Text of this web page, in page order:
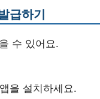
급하기
수 있어요.
을 설치하세요.